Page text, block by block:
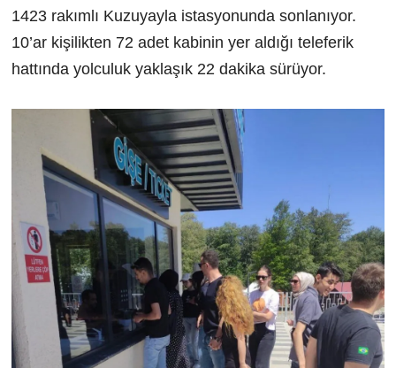
1423 rakımlı Kuzuyayla istasyonunda sonlanıyor.
10’ar kişilikten 72 adet kabinin yer aldığı teleferik
hattında yolculuk yaklaşık 22 dakika sürüyor.